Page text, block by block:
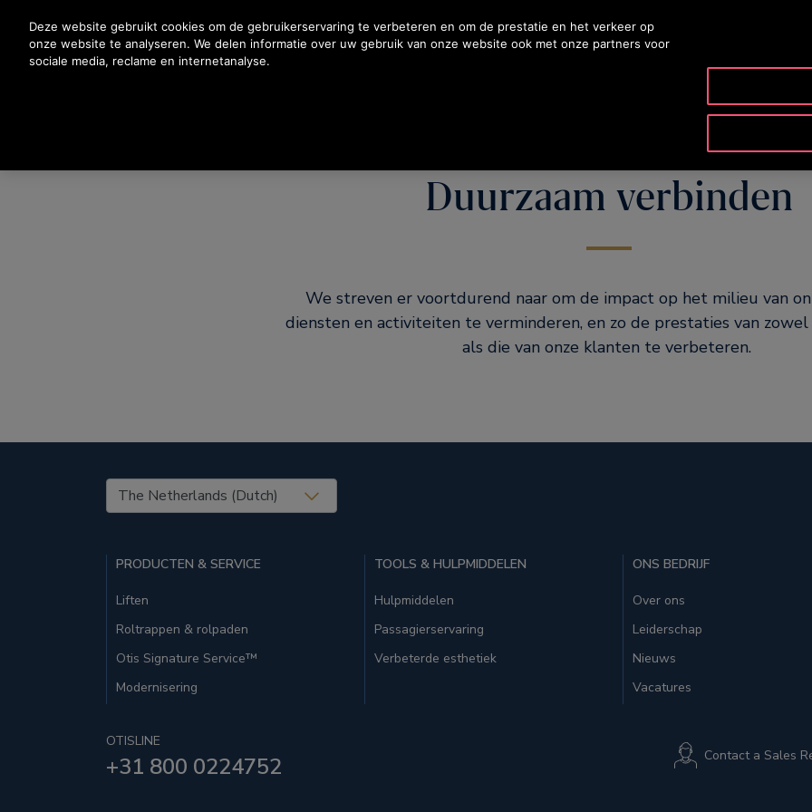
Druk op Enter om naar de hoofdinhoud te gaan
Duurzaam verbinden
We streven er voortdurend naar om de impact op het milieu van
diensten en activiteiten te verminderen, en zo de prestaties van zowel
als die van onze klanten te verbeteren.
United States (EN)
PRODUCTEN & SERVICE
Liften
Roltrappen & rolpaden
Otis Signature Service™
Modernisering
TOOLS & HULPMIDDELEN
Hulpmiddelen
Passagierservaring
Verbeterde esthetiek
ONS BEDRIJF
Over ons
Leiderschap
Nieuws
Vacatures
OTISLINE
+31 800 0224752 Contact a Sales
Deze website gebruikt cookies om de gebruikerservaring te verbeteren en om de prestatie en het verkeer op
onze website te analyseren. We delen informatie over uw gebruik van onze website ook met onze partners voor
sociale media, reclame en internetanalyse.